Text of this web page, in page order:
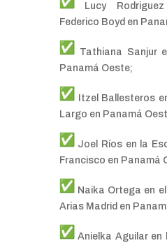
Lucy
Federico Boyd en
Tathiana Sanjur
Panamá Oeste;
Itzel Ballesteros
Largo en Panamá
Joel Ríos en la
Francisco en Panamá
Naika Ortega en
Arias Madrid en
Anielka Aguilar en